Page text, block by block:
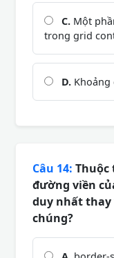
C. Một
trong grid
D. Khoảng
Câu 14: Thuộc
đường viền
duy nhất thay
chúng?